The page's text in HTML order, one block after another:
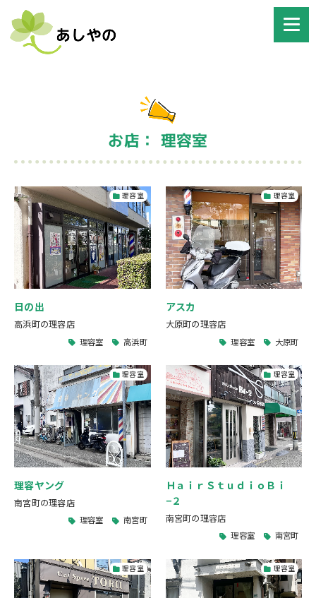
お店： 理容室
理容室
日の出
高浜町の理容店
理容室 高浜町
理容室
アスカ
大原町の理容店
理容室 大原町
理容室
理容ヤング
南宮町の理容店
理容室 南宮町
理容室
ＨａｉｒＳｔｕｄｉｏＢｉ
−２
南宮町の理容店
理容室 南宮町
理容室 理容室